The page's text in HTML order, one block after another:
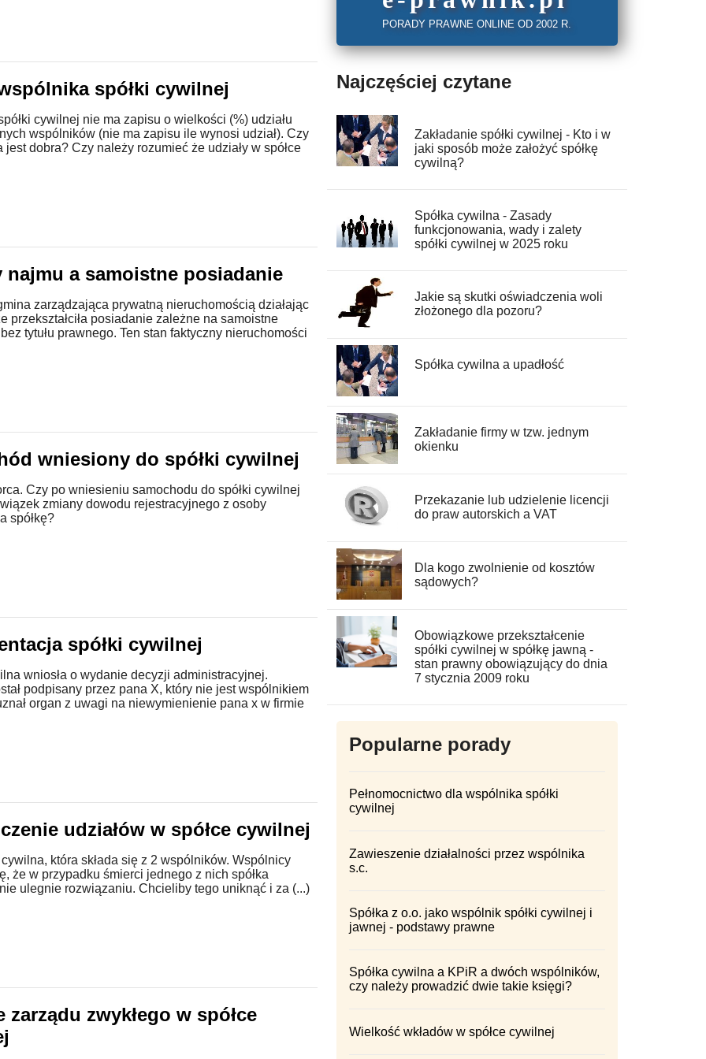
spółki cywilnej
cywilnej nie ma zapisu o wielkości (%) udziału
wspólników (nie ma zapisu ile wynosi udział). Czy
jest dobra? Czy należy rozumieć że udziały w spółce
najmu a samoistne posiadanie
zarządzająca prywatną nieruchomością działając
przekształciła posiadanie zależne na samoistne
tytułu prawnego. Ten stan faktyczny nieruchomości
wniesiony do spółki cywilnej
Czy po wniesieniu samochodu do spółki cywilnej
zmiany dowodu rejestracyjnego z osoby
spółkę?
spółki cywilnej
wniosła o wydanie decyzji administracyjnej.
podpisany przez pana X, który nie jest wspólnikiem
organ z uwagi na niewymienienie pana x w firmie
udziałów w spółce cywilnej
cywilna, która składa się z 2 wspólników. Wspólnicy
że w przypadku śmierci jednego z nich spółka
ulegnie rozwiązaniu. Chcieliby tego uniknąć i za (...)
zarządu zwykłego w spółce
PORADY PRAWNE ONLINE OD 2002 R.
Najczęściej czytane
Zakładanie spółki cywilnej - Kto i w
jaki sposób może założyć spółkę
cywilną?
Spółka cywilna - Zasady
funkcjonowania, wady i zalety
spółki cywilnej w 2025 roku
Jakie są skutki oświadczenia woli
złożonego dla pozoru?
Spółka cywilna a upadłość
Zakładanie firmy w tzw. jednym
okienku
Przekazanie lub udzielenie licencji
do praw autorskich a VAT
Dla kogo zwolnienie od kosztów
sądowych?
Obowiązkowe przekształcenie
spółki cywilnej w spółkę jawną -
stan prawny obowiązujący do dnia
7 stycznia 2009 roku
Popularne porady
Pełnomocnictwo dla wspólnika spółki
cywilnej
Zawieszenie działalności przez wspólnika
s.c.
Spółka z o.o. jako wspólnik spółki cywilnej i
jawnej - podstawy prawne
Spółka cywilna a KPiR a dwóch wspólników,
czy należy prowadzić dwie takie księgi?
Wielkość wkładów w spółce cywilnej